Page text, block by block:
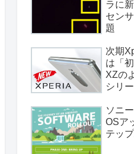
ラに
セン
題
次期
は「
XZの
シリ
ソニ
OSア
テッ